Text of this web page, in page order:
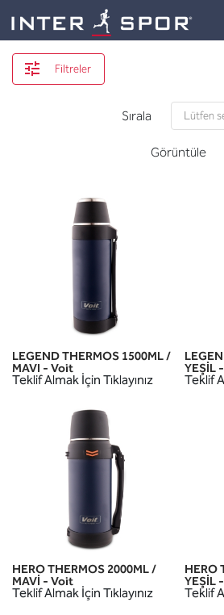
Filtreler
Sırala
Görüntüle
LEGEND THERMOS 1500ML /
MAVI - Voit
Teklif Almak İçin Tıklayınız
YEŞİL
Teklif
HERO THERMOS 2000ML /
MAVİ - Voit
Teklif Almak İçin Tıklayınız
HERO
YEŞİL
Teklif